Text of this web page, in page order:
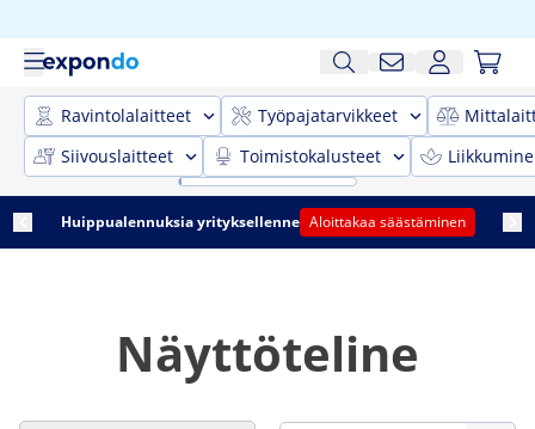
Ravintolalaitteet Työpajatarvikkeet
Siivouslaitteet
Toimistokalusteet
Huippualennuksia yrityksellenne Aloittakaa säästäminen
Näyttöteline